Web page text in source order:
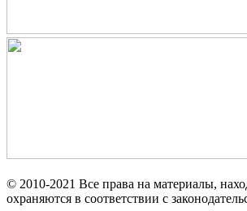
© 2010-2021 Все права на материалы,
охраняются в соответствии с